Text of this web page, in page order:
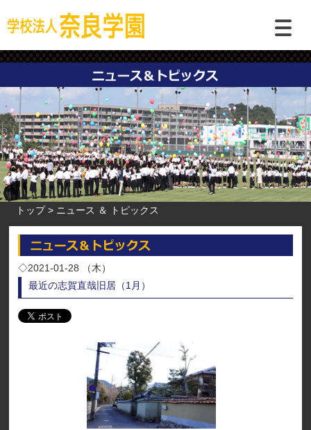
トップ ニュース ＆ トピックス
◇2021-01-28 （木）
最近の志賀直哉旧居（1月）